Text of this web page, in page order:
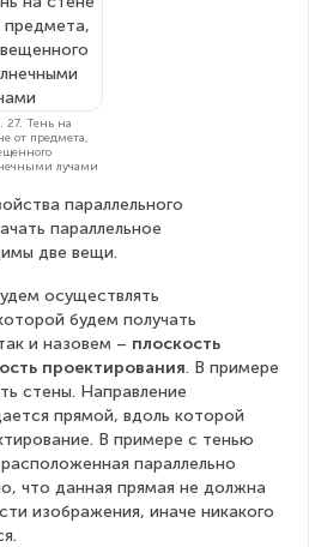
27. Тень на
от предмета,
лучами
параллельного
параллельное
две вещи.
осуществлять
будем получать
и назовем – плоскость
проектирования. В примере
стены. Направление
прямой, вдоль которой
В примере с тенью
параллельно
что данная прямая не должна
изображения, иначе никакого